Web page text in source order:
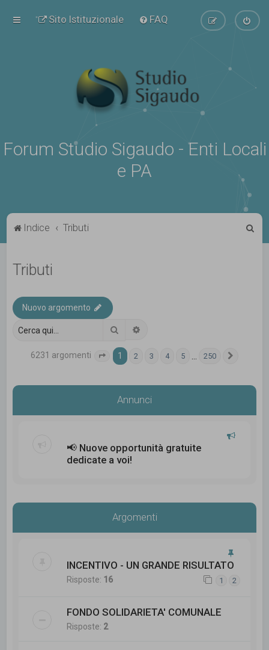
Sito Istituzionale FAQ
Forum Studio Sigaudo - Enti Locali
e PA
Indice Tributi
Tributi
Nuovo argomento
Cerca
6231 argomenti Pagina 1di 250
1 2 3 4 5 250
Annunci
📢 Nuove opportunità gratuite
dedicate a voi!
Argomenti
INCENTIVO - UN GRANDE RISULTATO
Risposte: 16 1 2
FONDO SOLIDARIETA' COMUNALE
Risposte: 2